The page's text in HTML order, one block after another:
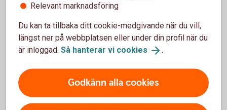
Om du säljer ett släp eller en husvagn avslutas
försäkringen normalt inte automatiskt som för bil
avsluta försäkringen.
Om du vill avsluta försäkringen av andra anledningar
kan du göra det på huvudförfallodagen.
Relevant marknadsföring
Du kan ta tillbaka ditt cookie-medgivande när du vill,
längst ner på webbplatsen eller under din profil när du
är inloggad. Så hanterar vi cookies .
Godkänn alla cookies